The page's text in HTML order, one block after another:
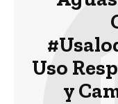
Uso
y